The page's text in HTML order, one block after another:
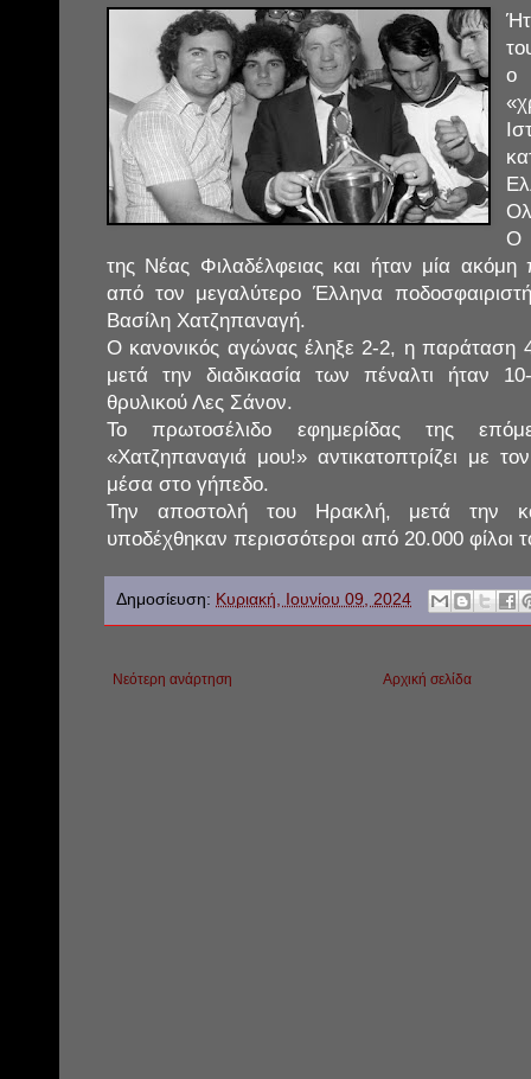
Ο
της Νέας Φιλαδέλφειας και ήταν μία
από τον μεγαλύτερο Έλληνα
Βασίλη Χατζηπαναγή.
Ο κανονικός αγώνας έληξε 2-2, η παράταση
μετά την διαδικασία των πέναλτι ήταν
θρυλικού Λες Σάνον.
Το πρωτοσέλιδο εφημερίδας της
«Χατζηπαναγιά μου!» αντικατοπτρίζει με
μέσα στο γήπεδο.
Την αποστολή του Ηρακλή, μετά την
υποδέχθηκαν περισσότεροι από 20.000 φίλοι
Δημοσίευση: Κυριακή, Ιουνίου 09, 2024
Νεότερη ανάρτηση Αρχική σελίδα